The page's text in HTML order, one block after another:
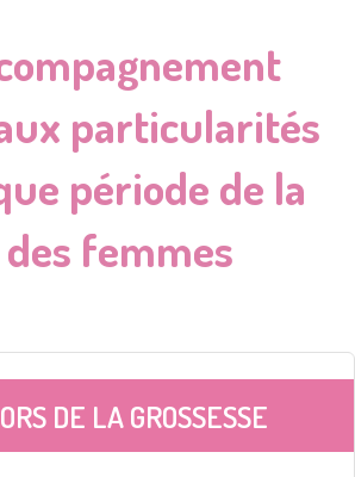
particularités
période de la
femmes
DE LA GROSSESSE